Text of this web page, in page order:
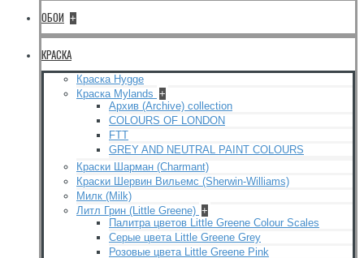
ОБОИ +
КРАСКА
Краска Hygge
Краска Mylands +
Архив (Archive) collection
COLOURS OF LONDON
FTT
GREY AND NEUTRAL PAINT COLOURS
Краски Шарман (Charmant)
Краски Шервин Вильемс (Sherwin-Williams)
Милк (Milk)
Литл Грин (Little Greene) +
Палитра цветов Little Greene Colour Scales
Серые цвета Little Greene Grey
Розовые цвета Little Greene Pink